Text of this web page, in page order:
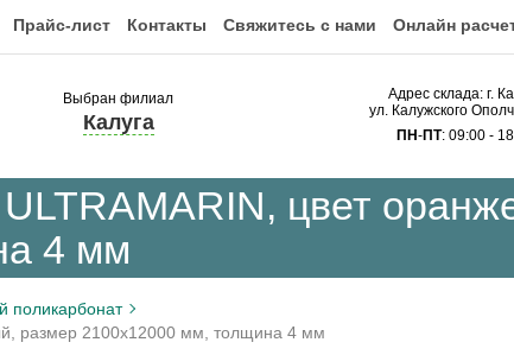
Прайс-лист Контакты Свяжитесь с нами Онлайн
Выбран филиал
Калуга
Адрес склада: г.
ул. Калужского
ПН-ПТ: 09:00 -
цвет
4 мм
поликарбонат
размер 2100x12000 мм, толщина 4 мм